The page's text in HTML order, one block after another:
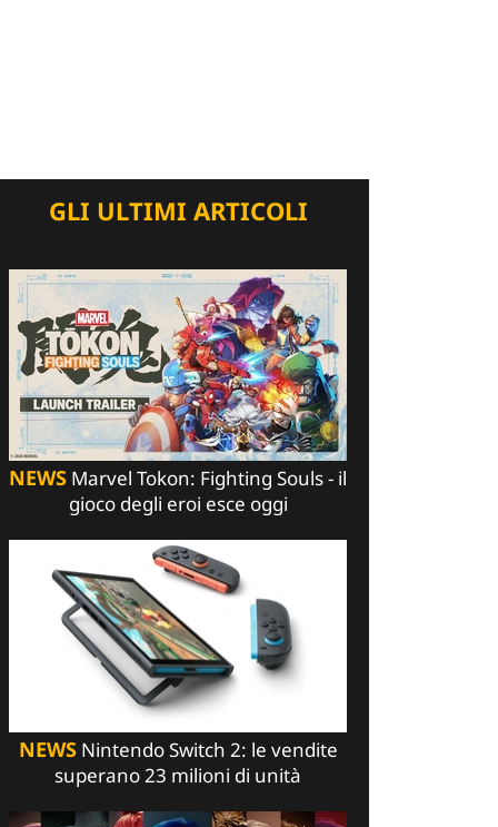
GLI ULTIMI ARTICOLI
NEWS Marvel Tokon: Fighting Souls - il
gioco degli eroi esce oggi
NEWSNintendo Switch 2: le vendite
superano 23 milioni di unità